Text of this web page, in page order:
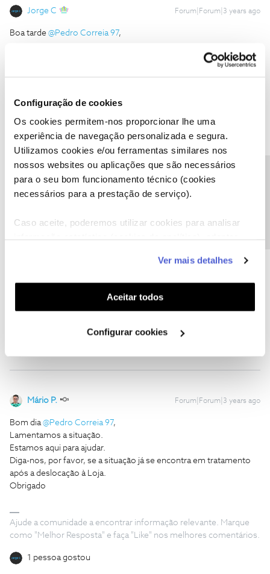
Configuração de cookies
Os cookies permitem-nos proporcionar lhe uma
experiência de navegação personalizada e segura.
Utilizamos cookies e/ou ferramentas similares nos
nossos websites ou aplicações que são necessários
para o seu bom funcionamento técnico (cookies
necessários para a prestação de serviço).
Caso aceite, poderemos utilizar cookies para analisar
funcionalidades (cookies de personalização e
funcionalidade) e adaptar anúncios aos seus interesses
(cookies de publicidade personalizada). Pode gerir a
utilização dos cookies clicando em "Configurar
Ver mais detalhes
Aceitar todos
Configurar cookies
Jorge C Forum|Forum|3 years ago
Boa tarde @Pedro Correia 97,
Se tivesse guardado o comprovativo dos pedidos de
portabilidade agora poderia reclamar com uma certeza irrefutável.
Boa sorte
Ajude a comunidade do Fórum NOS com “Likes” e “Melhor
Resposta” nas soluções mais úteis. Siga o perfil para acompanhar
dicas, ajuda e novidades do Fórum NOS.
Wish me luck!
1 pessoa gostou
Mário P. Forum|Forum|3 years ago
Bom dia@Pedro Correia 97,
Lamentamos a situação.
Estamos aqui para ajudar.
Diga-nos, por favor, se a situação já se encontra em tratamento
após a deslocação à Loja.
Obrigado
Ajude a comunidade a encontrar informação relevante. Marque
como "Melhor Resposta" e faça "Like" nos melhores comentários.
1 pessoa gostou